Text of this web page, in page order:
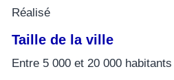
Réalisé
Taille de la ville
Entre 5 000 et 20 000 habitants